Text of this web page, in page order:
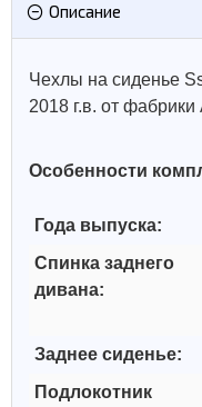
Описание
Чехлы на сиденье
2018 г.в. от фабрики
Особенности
Года выпуска:
Спинка заднего
дивана:
Заднее сиденье:
Подлокотник